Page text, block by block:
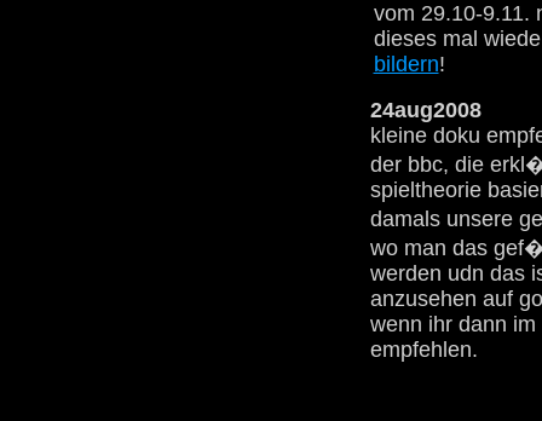
vom 29.10-
dieses mal
bildern!
24aug2008
kleine doku
der bbc, die
spieltheorie
damals unsere
wo man das
werden udn das
anzusehen auf
wenn ihr dann
empfehlen.